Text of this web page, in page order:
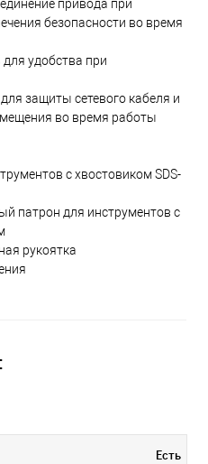
привода при
безопасности во время
удобства при
защиты сетевого кабеля и
во время работы
с хвостовиком SDS-
патрон для инструментов с
рукоятка
Есть